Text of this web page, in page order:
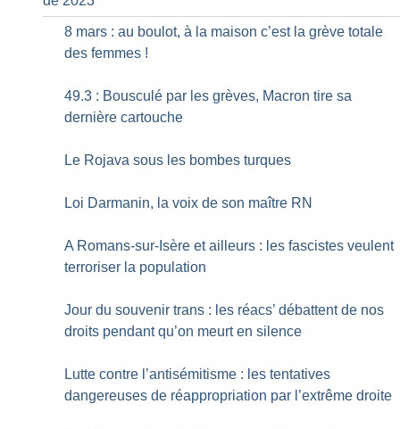
8 mars : au boulot, à la maison c’est la grève totale
des femmes !
49.3 : Bousculé par les grèves, Macron tire sa
dernière cartouche
Le Rojava sous les bombes turques
Loi Darmanin, la voix de son maître RN
A Romans-sur-Isère et ailleurs : les fascistes veulent
terroriser la population
Jour du souvenir trans : les réacs’ débattent de nos
droits pendant qu’on meurt en silence
Lutte contre l’antisémitisme : les tentatives
dangereuses de réappropriation par l’extrême droite